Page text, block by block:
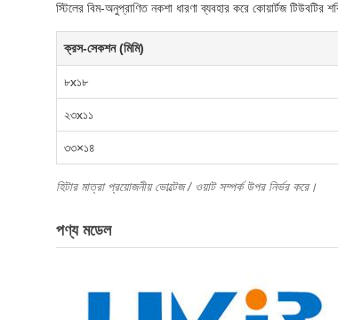
স্টিলের বিম-অনুপ্রাণিত নকশা ধারণা ব্যবহার করে কোয়ার্টজ
ক্রস-সেকশন (মিমি)
৮x১৮
২৩x১১
৩৩×১৪
হিটার মাত্রা প্রয়োজনীয় ভোল্টেজ / ওয়াট সম্পর্ক উপর নির্ভর করে।
পণ্য মডেল